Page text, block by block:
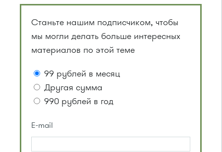
Станьте нашим подписчиком, чтобы
мы могли делать больше интересных
материалов по этой теме
99 рублей в месяц
Другая сумма
990 рублей в год
E-mail